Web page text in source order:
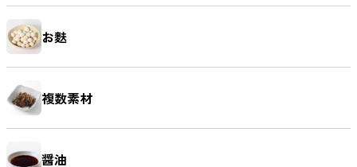
お麩
複数素材
醤油